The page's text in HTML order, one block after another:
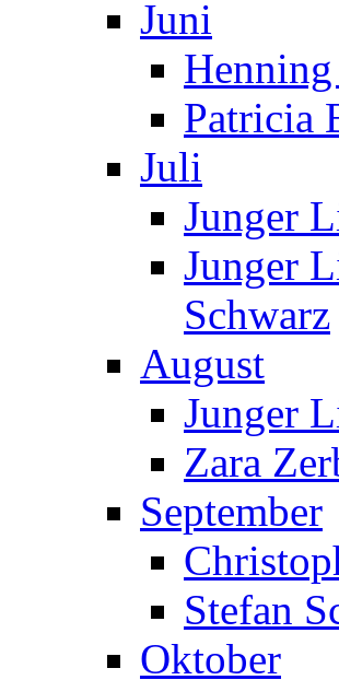
Juni
Patricia
Juli
Junger
Junger
Schwarz
August
Junger
Zara
September
Stefan
Oktober